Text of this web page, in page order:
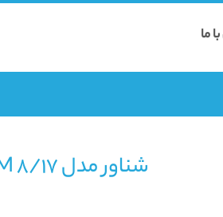
ما
شناور مدل 4SDM 8/17